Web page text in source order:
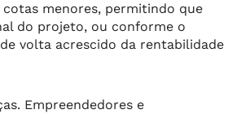
menores, permitindo que
do projeto, ou conforme o
volta acrescido da rentabilidade
Empreendedores e